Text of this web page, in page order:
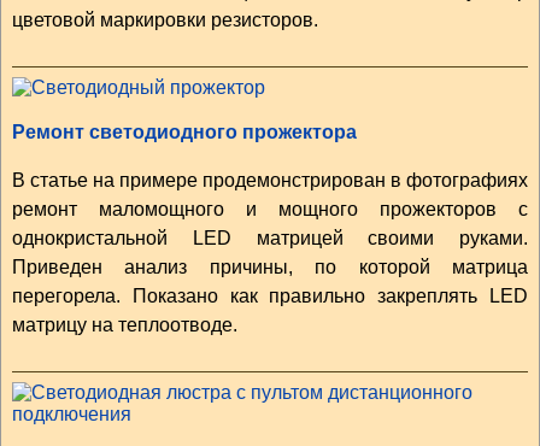
цветовой маркировки резисторов.
Ремонт светодиодного прожектора
В статье на примере продемонстрирован в фотографиях
ремонт маломощного и мощного прожекторов с
однокристальной LED матрицей своими руками.
Приведен анализ причины, по которой матрица
перегорела. Показано как правильно закреплять LED
матрицу на теплоотводе.